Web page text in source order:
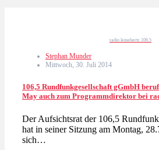
radio leinehertz 106.5
Stephan Munder
Mittwoch, 30. Juli 2014
106,5 Rundfunkgesellschaft gGmbH
May auch zum Programmdirektor bei
Der Aufsichtsrat der 106,5
hat in seiner Sitzung am Montag,
sich…